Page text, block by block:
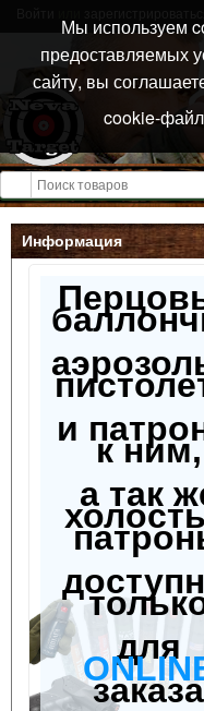
Открыть меню
Информация
и
к ним,
а так
для
заказа
Мы используем
предоставляемых
сайту, вы
cookie-